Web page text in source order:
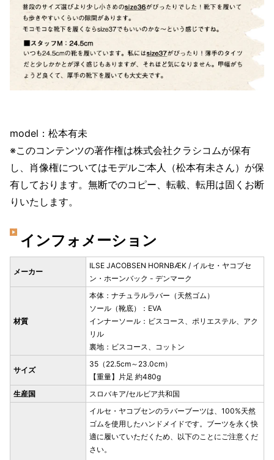
model：松本有未
※このコンテンツの著作権は株式会社クラシコムが保有
し、肖像権についてはモデルご本人（松本有未さん）が保
有しております。無断でのコピー、転載、転用は固くお断
りいたします。
インフォメーション
メーカー
ILSE JACOBSEN HORNBÆK / イルセ・ヤコブセ
ン・ホーンバック - デンマーク
材質
本体：ナチュラルラバー（天然ゴム）
ソール（靴底）：EVA
インナーソール：ビスコース、ポリエステル、アク
リル
裏地：ビスコース、コットン
サイズ
35（22.5cm～23.0cm）
【重量】片足 約480g
生産国
スロバキア/セルビア共和国
イルセ・ヤコブセンのラバーブーツは、100%天然
ゴムを使用したハンドメイドです。ブーツを永く快
適に履いていただくため、以下のことにご注意くだ
さい。